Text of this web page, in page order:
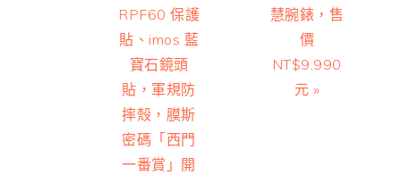
RPF60 保護
貼、imos 藍
寶石鏡頭
貼，軍規防
摔殼，膜斯
密碼「西門
一番賞」開
慧腕錶，售
價
NT$9,990
元 »